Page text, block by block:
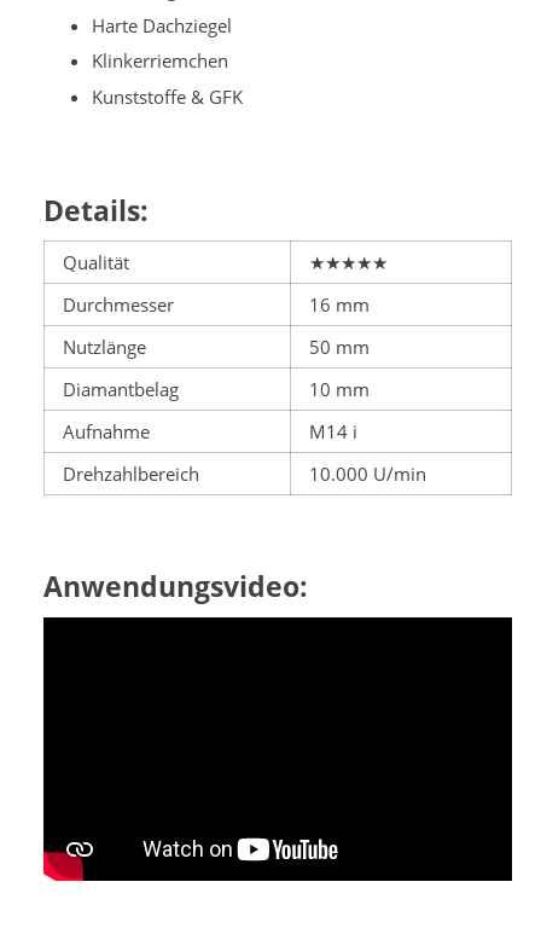
Harte Dachziegel
Klinkerriemchen
Kunststoffe & GFK
Details:
Qualität
★★★★★
Durchmesser
16 mm
Nutzlänge
50 mm
Diamantbelag
10 mm
Aufnahme
M14 i
Drehzahlbereich
10.000 U/min
Anwendungsvideo: